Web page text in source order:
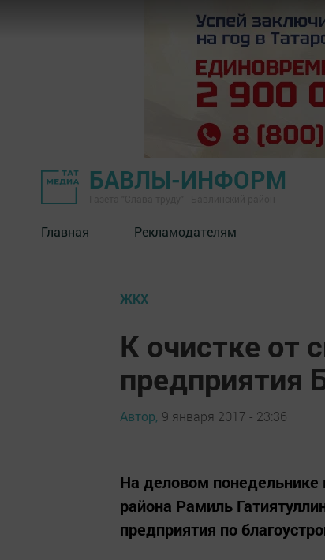
БАВЛЫ-ИНФОРМ
Главная Рекламодателям
ЖКХ
К очистке от
предприятия
Автор, 9 января 2017 - 23:36
На деловом понедельнике
района Рамиль
предприятия по